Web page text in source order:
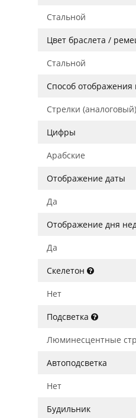
Стальной
Цвет браслета /
Стальной
Способ отображения
Стрелки (аналоговый)
Цифры
Арабские
Отображение даты
Да
Отображение дня
Да
Скелетон
Нет
Подсветка
Люминесцентные
Автоподсветка
Нет
Будильник